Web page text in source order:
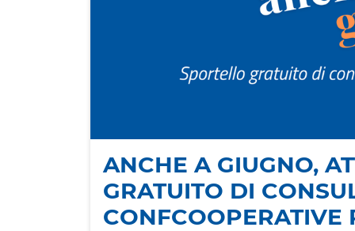
ANCHE A GIUGNO,
GRATUITO DI
CONFCOOPERATIVE